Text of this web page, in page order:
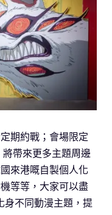
期約戰；會場限定
帶來更多主題周邊
來港嘅自製個人化
等等，大家可以盡
身不同動漫主題，提